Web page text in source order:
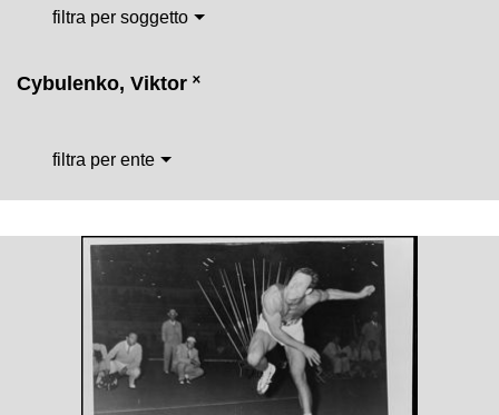
filtra per soggetto
Cybulenko, Viktor ˟
filtra per ente